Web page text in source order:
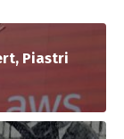
Piastri